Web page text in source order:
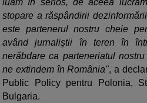
luăm în serios, de aceea
stopare a răspândirii
este partenerul nostru cheie
având jurnaliştii în teren în
nerăbdare ca parteneriatul
ne extindem în România", a
Public Policy pentru Polonia,
Bulgaria.